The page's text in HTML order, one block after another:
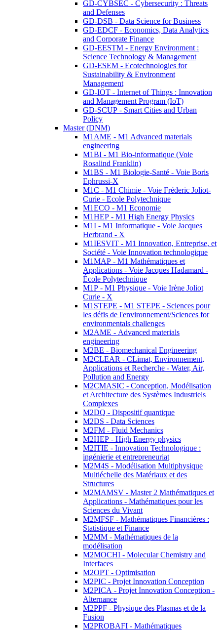
GD-CYBSEC - Cybersecurity : Threats
and Defenses
GD-DSB - Data Science for Business
GD-EDCF - Economics, Data Analytics
and Corporate Finance
GD-EESTM - Energy Environment :
Science Technology & Management
GD-ESEM - Ecotechnologies for
Sustainability & Environment
Management
GD-IOT - Internet of Things : Innovation
and Management Program (IoT)
GD-SCUP - Smart Cities and Urban
Policy
Master (DNM)
M1AME - M1 Advanced materials
engineering
M1BI - M1 Bio-informatique (Voie
Rosalind Franklin)
M1BS - M1 Biologie-Santé - Voie Boris
Ephrussi-X
M1C - M1 Chimie - Voie Fréderic Joliot-
Curie - Ecole Polytechnique
M1ECO - M1 Economie
M1HEP - M1 High Energy Physics
M1I - M1 Informatique - Voie Jacques
Herbrand - X
M1IESVIT - M1 Innovation, Entreprise, et
Société - Voie Innovation technologique
M1MAP - M1 Mathématiques et
Applications - Voie Jacques Hadamard -
École Polytechnique
M1P - M1 Physique - Voie Irène Joliot
Curie - X
M1STEPE - M1 STEPE - Sciences pour
les défis de l'environnement/Sciences for
environmentals challenges
M2AME - Advanced materials
engineering
M2BE - Biomechanical Engineering
M2CLEAR - CLimat, Environnement,
Applications et Recherche - Water, Air,
Pollution and Energy
M2CMASIC - Conception, Modélisation
et Architecture des Systèmes Industriels
Complexes
M2DQ - Dispositif quantique
M2DS - Data Sciences
M2FM - Fluid Mechanics
M2HEP - High Energy physics
M2ITIE - Innovation Technologique :
ingénierie et entrepreneuriat
M2M4S - Modélisation Multiphysique
Multiéchelle des Matériaux et des
Structures
M2MAMSV - Master 2 Mathématiques et
Applications - Mathématiques pour les
Sciences du Vivant
M2MFSF - Mathématiques Financières :
Statistique et Finance
M2MM - Mathématiques de la
modélisation
M2MOCHI - Molecular Chemistry and
Interfaces
M2OPT - Optimisation
M2PIC - Projet Innovation Conception
M2PICA - Projet Innovation Conception -
Alternance
M2PPF - Physique des Plasmas et de la
Fusion
M2PROBAFI - Mathématiques